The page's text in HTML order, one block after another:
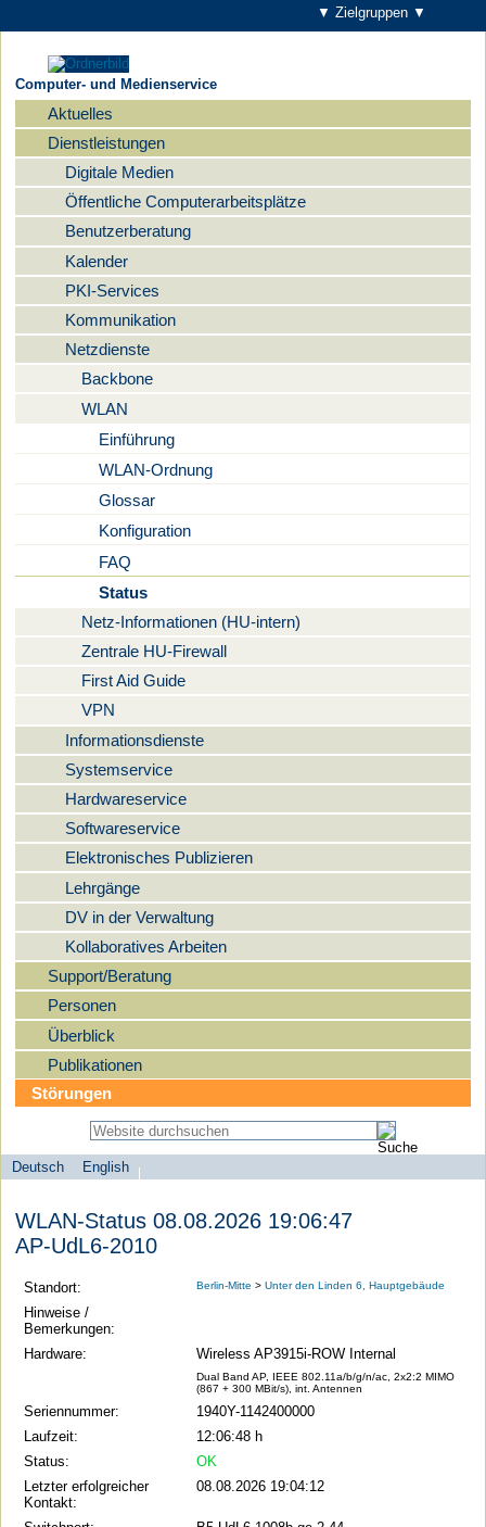
▼ Zielgruppen ▼
Computer- und Medienservice
Navigation
Aktuelles
Dienstleistungen
Digitale Medien
Öffentliche Computerarbeitsplätze
Benutzerberatung
Kalender
PKI-Services
Kommunikation
Netzdienste
Backbone
WLAN
Einführung
WLAN-Ordnung
Glossar
Konfiguration
FAQ
Status
Netz-Informationen (HU-intern)
Zentrale HU-Firewall
First Aid Guide
VPN
Informationsdienste
Systemservice
Hardwareservice
Softwareservice
Elektronisches Publizieren
Lehrgänge
DV in der Verwaltung
Kollaboratives Arbeiten
Support/Beratung
Personen
Überblick
Publikationen
Störungen
Sprachauswahl
Deutsch
English
search-menu
Universität
zu
Berlin
Computer-
und
WLAN-Status 08.08.2026 19:06:47
AP-UdL6-2010
Standort: Berlin-Mitte >Unter den Linden 6, Hauptgebäude
Hinweise /
Bemerkungen:
Hardware:
Wireless AP3915i-ROW Internal
Dual Band AP, IEEE 802.11a/b/g/n/ac, 2x2:2 MIMO
(867 + 300 MBit/s), int. Antennen
Seriennummer:
1940Y-1142400000
Laufzeit:
12:06:48 h
Status:
OK
Letzter erfolgreicher
Kontakt:
08.08.2026 19:04:12